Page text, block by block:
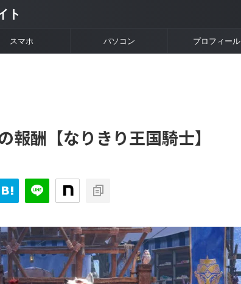
ト
スマホ パソコン プロフィール
報酬【なりきり王国騎士】